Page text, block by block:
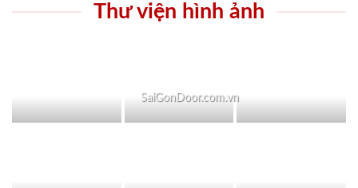
Thư viện hình ảnh
SaiGonDoor.com.vn